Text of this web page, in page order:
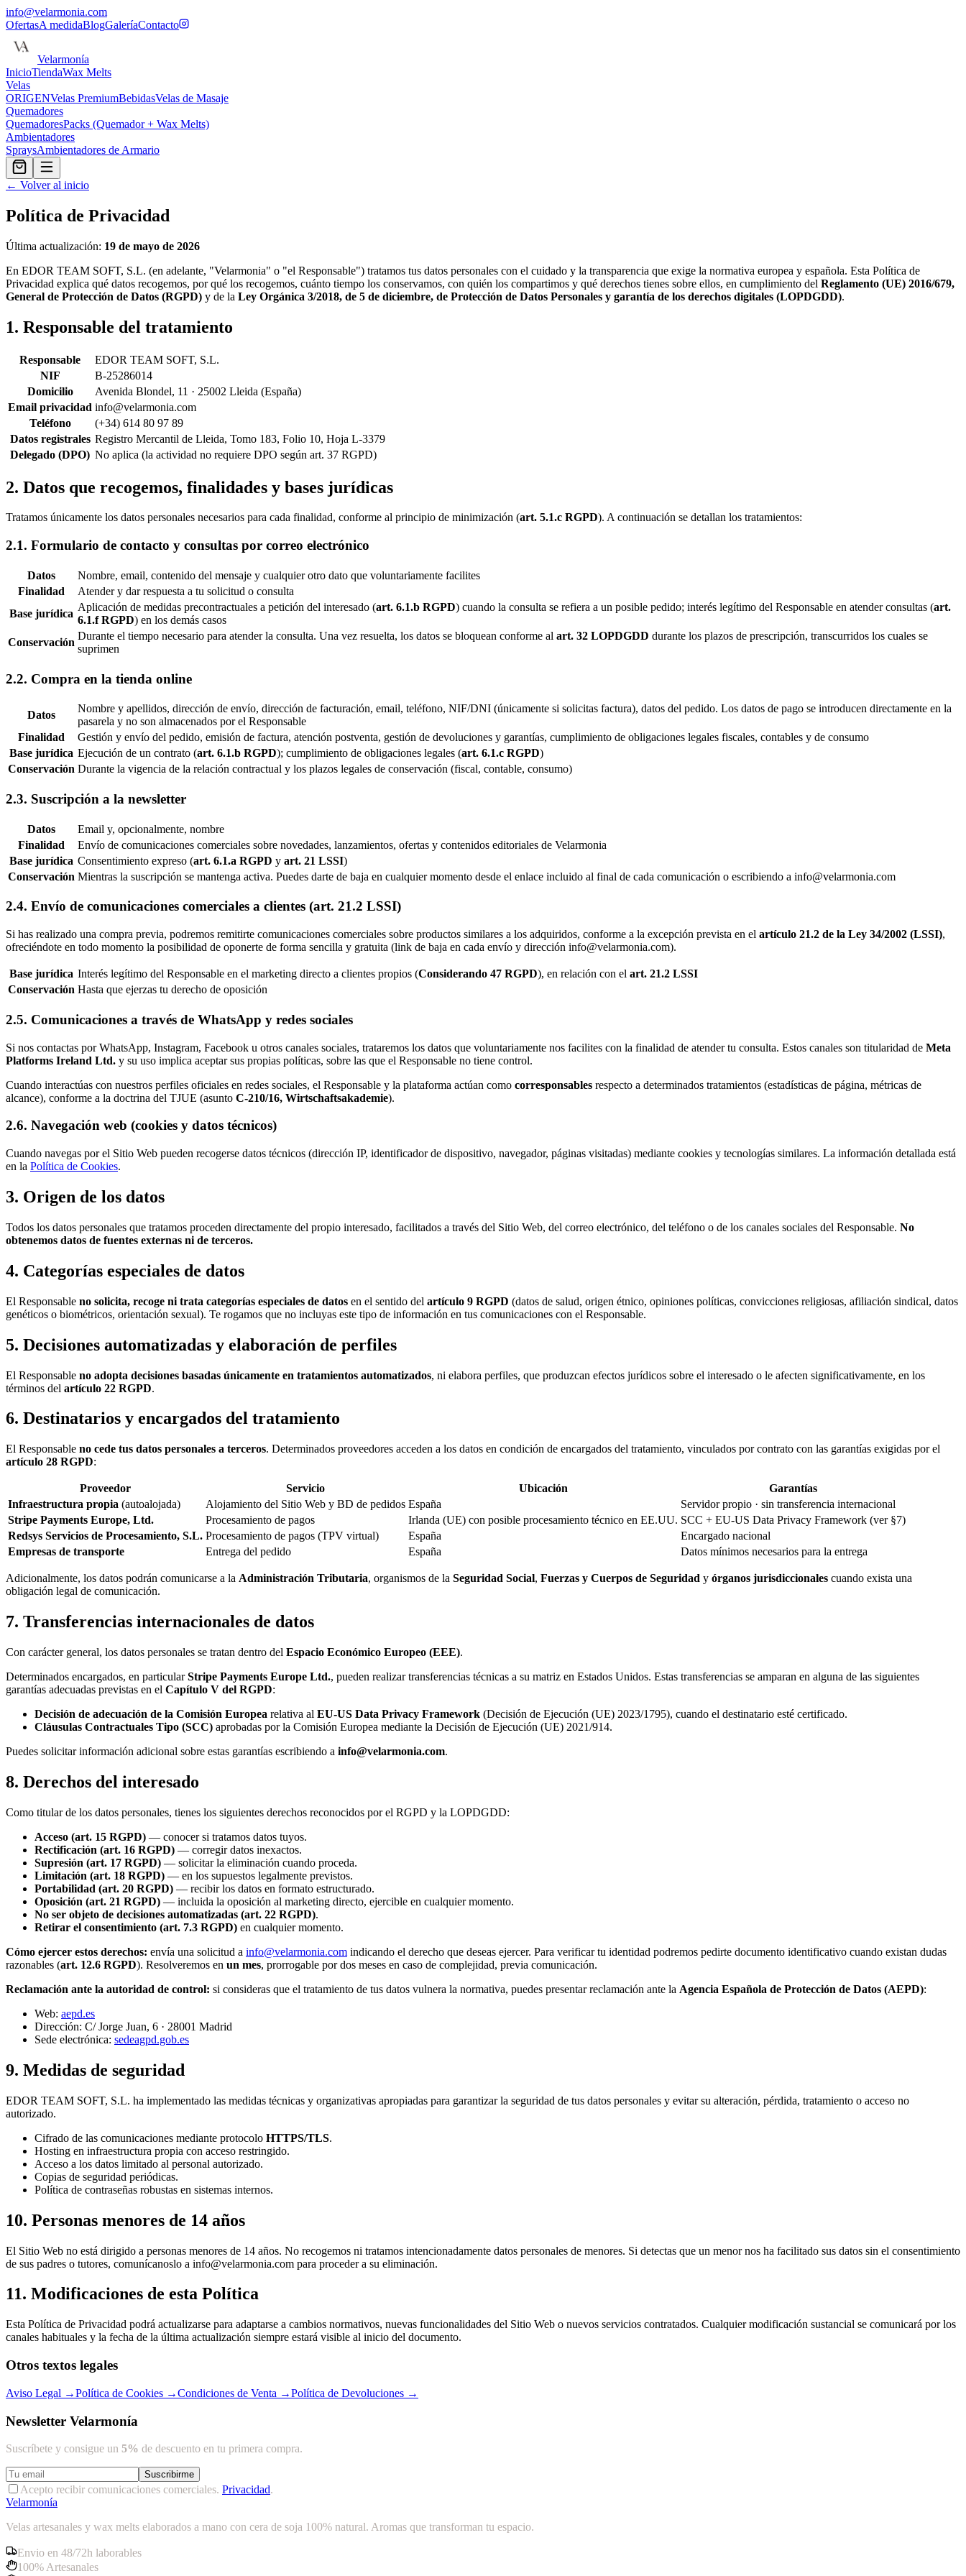
info@velarmonia.com
OfertasA medidaBlogGaleríaContacto
Velarmonía
InicioTiendaWax Melts
Velas
ORIGENVelas PremiumBebidasVelas de Masaje
Quemadores
QuemadoresPacks (Quemador + Wax Melts)
Ambientadores
SpraysAmbientadores de Armario
← Volver al inicio
Política de Privacidad
Última actualización: 19 de mayo de 2026
En EDOR TEAM SOFT, S.L. (en adelante, "Velarmonia" o "el Responsable") tratamos tus datos personales con el cuidado y la transparencia que exige la normativa europea y española. Esta Política de
Privacidad explica qué datos recogemos, por qué los recogemos, cuánto tiempo los conservamos, con quién los compartimos y qué derechos tienes sobre ellos, en cumplimiento del Reglamento (UE) 2016/679,
General de Protección de Datos (RGPD) y de la Ley Orgánica 3/2018, de 5 de diciembre, de Protección de Datos Personales y garantía de los derechos digitales (LOPDGDD).
1. Responsable del tratamiento
Responsable
EDOR TEAM SOFT, S.L.
NIF
B-25286014
Domicilio
Avenida Blondel, 11 · 25002 Lleida (España)
Email privacidad info@velarmonia.com
Teléfono
(+34) 614 80 97 89
Datos registrales Registro Mercantil de Lleida, Tomo 183, Folio 10, Hoja L-3379
Delegado (DPO) No aplica (la actividad no requiere DPO según art. 37 RGPD)
2. Datos que recogemos, finalidades y bases jurídicas
Tratamos únicamente los datos personales necesarios para cada finalidad, conforme al principio de minimización (art. 5.1.c RGPD). A continuación se detallan los tratamientos:
2.1. Formulario de contacto y consultas por correo electrónico
Datos
Nombre, email, contenido del mensaje y cualquier otro dato que voluntariamente facilites
Finalidad
Atender y dar respuesta a tu solicitud o consulta
Base jurídica
Aplicación de medidas precontractuales a petición del interesado (art. 6.1.b RGPD) cuando la consulta se refiera a un posible pedido; interés legítimo del Responsable en atender consultas (art.
6.1.f RGPD) en los demás casos
Conservación
Durante el tiempo necesario para atender la consulta. Una vez resuelta, los datos se bloquean conforme al art. 32 LOPDGDD durante los plazos de prescripción, transcurridos los cuales se
suprimen
2.2. Compra en la tienda online
Datos
Nombre y apellidos, dirección de envío, dirección de facturación, email, teléfono, NIF/DNI (únicamente si solicitas factura), datos del pedido. Los datos de pago se introducen directamente en la
pasarela y no son almacenados por el Responsable
Finalidad
Gestión y envío del pedido, emisión de factura, atención postventa, gestión de devoluciones y garantías, cumplimiento de obligaciones legales fiscales, contables y de consumo
Base jurídica Ejecución de un contrato (art. 6.1.b RGPD); cumplimiento de obligaciones legales (art. 6.1.c RGPD)
Conservación Durante la vigencia de la relación contractual y los plazos legales de conservación (fiscal, contable, consumo)
2.3. Suscripción a la newsletter
Datos
Email y, opcionalmente, nombre
Finalidad
Envío de comunicaciones comerciales sobre novedades, lanzamientos, ofertas y contenidos editoriales de Velarmonia
Base jurídica Consentimiento expreso (art. 6.1.a RGPD y art. 21 LSSI)
Conservación Mientras la suscripción se mantenga activa. Puedes darte de baja en cualquier momento desde el enlace incluido al final de cada comunicación o escribiendo a info@velarmonia.com
2.4. Envío de comunicaciones comerciales a clientes (art. 21.2 LSSI)
Si has realizado una compra previa, podremos remitirte comunicaciones comerciales sobre productos similares a los adquiridos, conforme a la excepción prevista en el artículo 21.2 de la Ley 34/2002 (LSSI),
ofreciéndote en todo momento la posibilidad de oponerte de forma sencilla y gratuita (link de baja en cada envío y dirección info@velarmonia.com).
Base jurídica Interés legítimo del Responsable en el marketing directo a clientes propios (Considerando 47 RGPD), en relación con el art. 21.2 LSSI
Conservación Hasta que ejerzas tu derecho de oposición
2.5. Comunicaciones a través de WhatsApp y redes sociales
Si nos contactas por WhatsApp, Instagram, Facebook u otros canales sociales, trataremos los datos que voluntariamente nos facilites con la finalidad de atender tu consulta. Estos canales son titularidad de Meta
Platforms Ireland Ltd. y su uso implica aceptar sus propias políticas, sobre las que el Responsable no tiene control.
Cuando interactúas con nuestros perfiles oficiales en redes sociales, el Responsable y la plataforma actúan como corresponsables respecto a determinados tratamientos (estadísticas de página, métricas de
alcance), conforme a la doctrina del TJUE (asunto C-210/16, Wirtschaftsakademie).
2.6. Navegación web (cookies y datos técnicos)
Cuando navegas por el Sitio Web pueden recogerse datos técnicos (dirección IP, identificador de dispositivo, navegador, páginas visitadas) mediante cookies y tecnologías similares. La información detallada está
en la Política de Cookies.
3. Origen de los datos
Todos los datos personales que tratamos proceden directamente del propio interesado, facilitados a través del Sitio Web, del correo electrónico, del teléfono o de los canales sociales del Responsable. No
obtenemos datos de fuentes externas ni de terceros.
4. Categorías especiales de datos
El Responsable no solicita, recoge ni trata categorías especiales de datos en el sentido del artículo 9 RGPD (datos de salud, origen étnico, opiniones políticas, convicciones religiosas, afiliación sindical, datos
genéticos o biométricos, orientación sexual). Te rogamos que no incluyas este tipo de información en tus comunicaciones con el Responsable.
5. Decisiones automatizadas y elaboración de perfiles
El Responsable no adopta decisiones basadas únicamente en tratamientos automatizados, ni elabora perfiles, que produzcan efectos jurídicos sobre el interesado o le afecten significativamente, en los
términos del artículo 22 RGPD.
6. Destinatarios y encargados del tratamiento
El Responsable no cede tus datos personales a terceros. Determinados proveedores acceden a los datos en condición de encargados del tratamiento, vinculados por contrato con las garantías exigidas por el
artículo 28 RGPD:
Proveedor Servicio Ubicación
Garantías
Infraestructura propia (autoalojada) Alojamiento del Sitio Web y BD de pedidos España
Servidor propio · sin transferencia internacional
Stripe Payments Europe, Ltd.
Procesamiento de pagos Irlanda (UE) con posible procesamiento técnico en EE.UU. SCC + EU-US Data Privacy Framework (ver §7)
Redsys Servicios de Procesamiento, S.L. Procesamiento de pagos (TPV virtual) España
Encargado nacional
Empresas de transporte
Entrega del pedido España Datos mínimos necesarios para la entrega
Adicionalmente, los datos podrán comunicarse a la Administración Tributaria, organismos de la Seguridad Social, Fuerzas y Cuerpos de Seguridad y órganos jurisdiccionales cuando exista una
obligación legal de comunicación.
7. Transferencias internacionales de datos
Con carácter general, los datos personales se tratan dentro del Espacio Económico Europeo (EEE).
Determinados encargados, en particular Stripe Payments Europe Ltd., pueden realizar transferencias técnicas a su matriz en Estados Unidos. Estas transferencias se amparan en alguna de las siguientes
garantías adecuadas previstas en el Capítulo V del RGPD:
Decisión de adecuación de la Comisión Europea relativa al EU-US Data Privacy Framework (Decisión de Ejecución (UE) 2023/1795), cuando el destinatario esté certificado.
Cláusulas Contractuales Tipo (SCC) aprobadas por la Comisión Europea mediante la Decisión de Ejecución (UE) 2021/914.
Puedes solicitar información adicional sobre estas garantías escribiendo a info@velarmonia.com.
8. Derechos del interesado
Como titular de los datos personales, tienes los siguientes derechos reconocidos por el RGPD y la LOPDGDD:
Acceso (art. 15 RGPD) — conocer si tratamos datos tuyos.
Rectificación (art. 16 RGPD) — corregir datos inexactos.
Supresión (art. 17 RGPD) — solicitar la eliminación cuando proceda.
Limitación (art. 18 RGPD) — en los supuestos legalmente previstos.
Portabilidad (art. 20 RGPD) — recibir los datos en formato estructurado.
Oposición (art. 21 RGPD) — incluida la oposición al marketing directo, ejercible en cualquier momento.
No ser objeto de decisiones automatizadas (art. 22 RGPD).
Retirar el consentimiento (art. 7.3 RGPD) en cualquier momento.
Cómo ejercer estos derechos: envía una solicitud a info@velarmonia.com indicando el derecho que deseas ejercer. Para verificar tu identidad podremos pedirte documento identificativo cuando existan dudas
razonables (art. 12.6 RGPD). Resolveremos en un mes, prorrogable por dos meses en caso de complejidad, previa comunicación.
Reclamación ante la autoridad de control: si consideras que el tratamiento de tus datos vulnera la normativa, puedes presentar reclamación ante la Agencia Española de Protección de Datos (AEPD):
Web: aepd.es
Dirección: C/ Jorge Juan, 6 · 28001 Madrid
Sede electrónica: sedeagpd.gob.es
9. Medidas de seguridad
EDOR TEAM SOFT, S.L. ha implementado las medidas técnicas y organizativas apropiadas para garantizar la seguridad de tus datos personales y evitar su alteración, pérdida, tratamiento o acceso no
autorizado.
Cifrado de las comunicaciones mediante protocolo HTTPS/TLS.
Hosting en infraestructura propia con acceso restringido.
Acceso a los datos limitado al personal autorizado.
Copias de seguridad periódicas.
Política de contraseñas robustas en sistemas internos.
10. Personas menores de 14 años
El Sitio Web no está dirigido a personas menores de 14 años. No recogemos ni tratamos intencionadamente datos personales de menores. Si detectas que un menor nos ha facilitado sus datos sin el consentimiento
de sus padres o tutores, comunícanoslo a info@velarmonia.com para proceder a su eliminación.
11. Modificaciones de esta Política
Esta Política de Privacidad podrá actualizarse para adaptarse a cambios normativos, nuevas funcionalidades del Sitio Web o nuevos servicios contratados. Cualquier modificación sustancial se comunicará por los
canales habituales y la fecha de la última actualización siempre estará visible al inicio del documento.
Otros textos legales
Aviso Legal →Política de Cookies →Condiciones de Venta →Política de Devoluciones →
Newsletter Velarmonía
Suscríbete y consigue un 5% de descuento en tu primera compra.
Suscribirme
Acepto recibir comunicaciones comerciales. Privacidad.
Velarmonía
Velas artesanales y wax melts elaborados a mano con cera de soja 100% natural. Aromas que transforman tu espacio.
Envio en 48/72h laborables
100% Artesanales